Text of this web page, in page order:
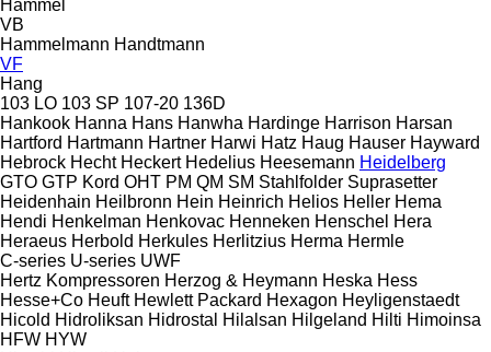
Hammel
VB
Hammelmann Handtmann
VF
Hang
103 LO 103 SP 107-20 136D
Hankook Hanna Hans Hanwha Hardinge Harrison Harsan
Hartford Hartmann Hartner Harwi Hatz Haug Hauser Hayward
Hebrock Hecht Heckert Hedelius Heesemann Heidelberg
GTO GTP Kord OHT PM QM SM Stahlfolder Suprasetter
Heidenhain Heilbronn Hein Heinrich Helios Heller Hema
Hendi Henkelman Henkovac Henneken Henschel Hera
Heraeus Herbold Herkules Herlitzius Herma Hermle
C-series U-series UWF
Hertz Kompressoren Herzog & Heymann Heska Hess
Hesse+Co Heuft Hewlett Packard Hexagon Heyligenstaedt
Hicold Hidroliksan Hidrostal Hilalsan Hilgeland Hilti Himoinsa
HFW HYW